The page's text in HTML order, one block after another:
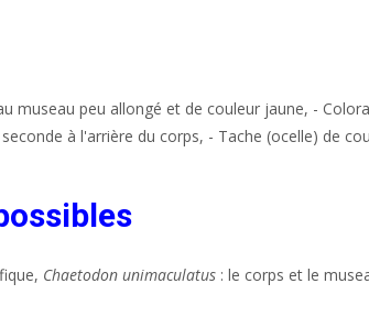
museau peu allongé et de couleur jaune, -
à l'arrière du corps, - Tache (ocelle) de
Chaetodon unimaculatus : le corps et le